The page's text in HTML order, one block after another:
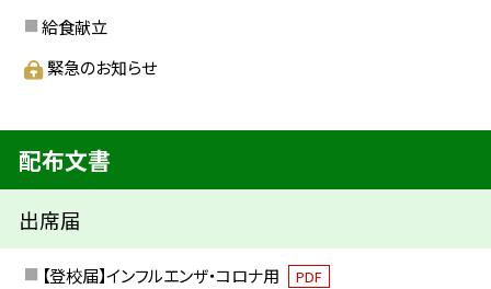
給食献立
緊急のお知らせ
配布文書
出席届
【登校届】インフルエンザ・コロナ用 PDF